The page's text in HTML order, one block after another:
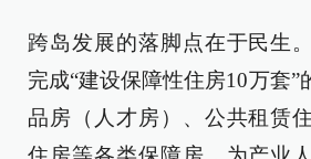
跨岛发展的落脚点在于民生
完成“建设保障性住房10万套”
品房（人才房）、公共租赁